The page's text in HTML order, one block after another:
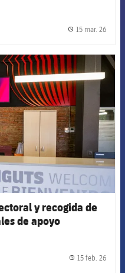
15 mar. 26
Barcelona badge
y recogida de
de apoyo
15 feb. 26